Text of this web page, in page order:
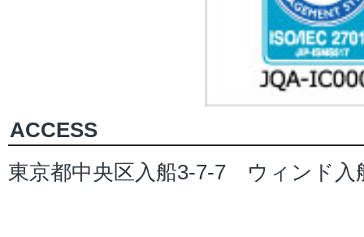
ACCESS
東京都中央区入船3-7-7 ウィンド入